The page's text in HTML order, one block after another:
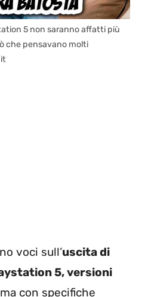
5 non saranno affatti più
che pensavano molti
voci sull’uscita di
5, versioni
con specifiche